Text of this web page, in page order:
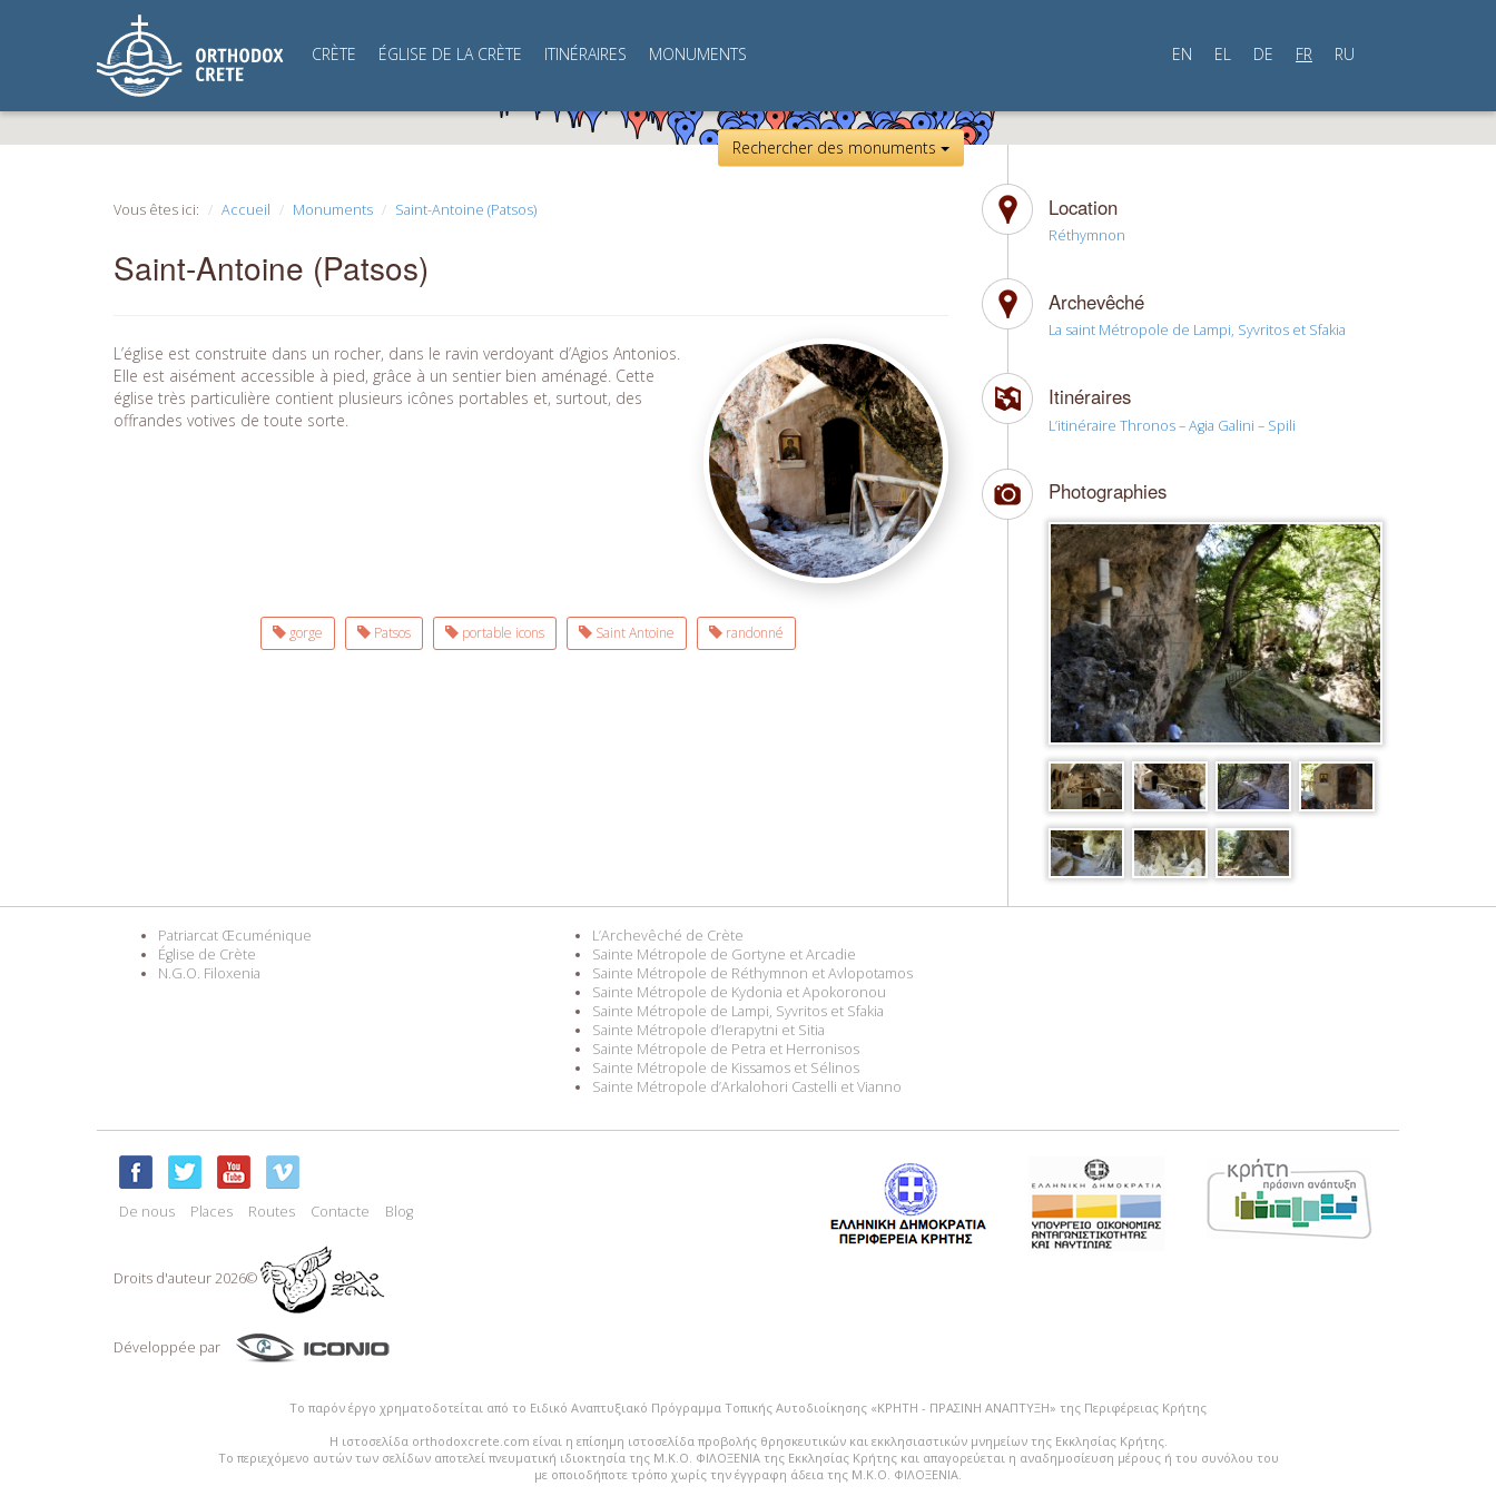
CRÈTE ÉGLISE DE LA CRÈTE ITINÉRAIRES MONUMENTS EN EL DE FR RU
Rechercher des monuments
Vous êtes ici: Accueil Monuments Saint-Antoine (Patsos)
Saint-Antoine (Patsos)
L’église est construite dans un rocher, dans le ravin verdoyant d’Agios Antonios.
Elle est aisément accessible à pied, grâce à un sentier bien aménagé. Cette
église très particulière contient plusieurs icônes portables et, surtout, des
offrandes votives de toute sorte.
gorge Patsos portable icons Saint Antoine randonné
Location
Réthymnon
Archevêché
La saint Métropole de Lampi, Syvritos et Sfakia
Itinéraires
L’itinéraire Thronos – Agia Galini – Spili
Photographies
Patriarcat Œcuménique
Église de Crète
N.G.O. Filoxenia
L’Archevêché de Crète
Sainte Métropole de Gortyne et Arcadie
Sainte Métropole de Réthymnon et Avlopotamos
Sainte Métropole de Kydonia et Apokoronou
Sainte Métropole de Lampi, Syvritos et Sfakia
Sainte Métropole d’Ierapytni et Sitia
Sainte Métropole de Petra et Herronisos
Sainte Métropole de Kissamos et Sélinos
Sainte Métropole d’Arkalohori Castelli et Vianno
De nous Places Routes Contacte Blog
Droits d'auteur 2026©
Développée par
Το παρόν έργο χρηματοδοτείται από το Ειδικό Αναπτυξιακό Πρόγραμμα Τοπικής Αυτοδιοίκησης «ΚΡΗΤΗ - ΠΡΑΣΙΝΗ ΑΝΑΠΤΥΞΗ» της Περιφέρειας Κρήτης
Η ιστοσελίδα orthodoxcrete.com είναι η επίσημη ιστοσελίδα προβολής θρησκευτικών και εκκλησιαστικών μνημείων της Εκκλησίας Κρήτης.
Το περιεχόμενο αυτών των σελίδων αποτελεί πvευματική ιδιοκτησία της Μ.Κ.Ο. ΦΙΛΟΞΕΝΙΑ της Εκκλησίας Κρήτης και απαγορεύεται η αναδημοσίευση μέρους ή του συνόλου του
με οποιοδήποτε τρόπο χωρίς την έγγραφη άδεια της Μ.Κ.Ο. ΦΙΛΟΞΕΝΙΑ.